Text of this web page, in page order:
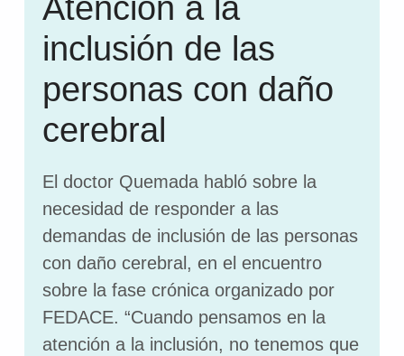
Atención a la
inclusión de las
personas con daño
cerebral
El doctor Quemada habló sobre la
necesidad de responder a las
demandas de inclusión de las personas
con daño cerebral, en el encuentro
sobre la fase crónica organizado por
FEDACE. “Cuando pensamos en la
atención a la inclusión, no tenemos que